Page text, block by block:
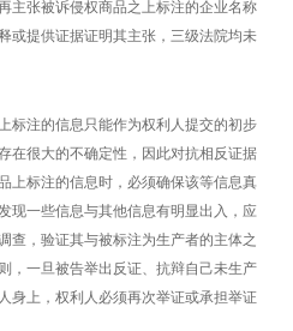
主张被诉侵权商品之上标注的企业名称
或提供证据证明其主张，三级法院均未
标注的信息只能作为权利人提交的初步
在很大的不确定性，因此对抗相反证据
上标注的信息时，必须确保该等信息真
现一些信息与其他信息有明显出入，应
查，验证其与被标注为生产者的主体之
，一旦被告举出反证、抗辩自己未生产
身上，权利人必须再次举证或承担举证